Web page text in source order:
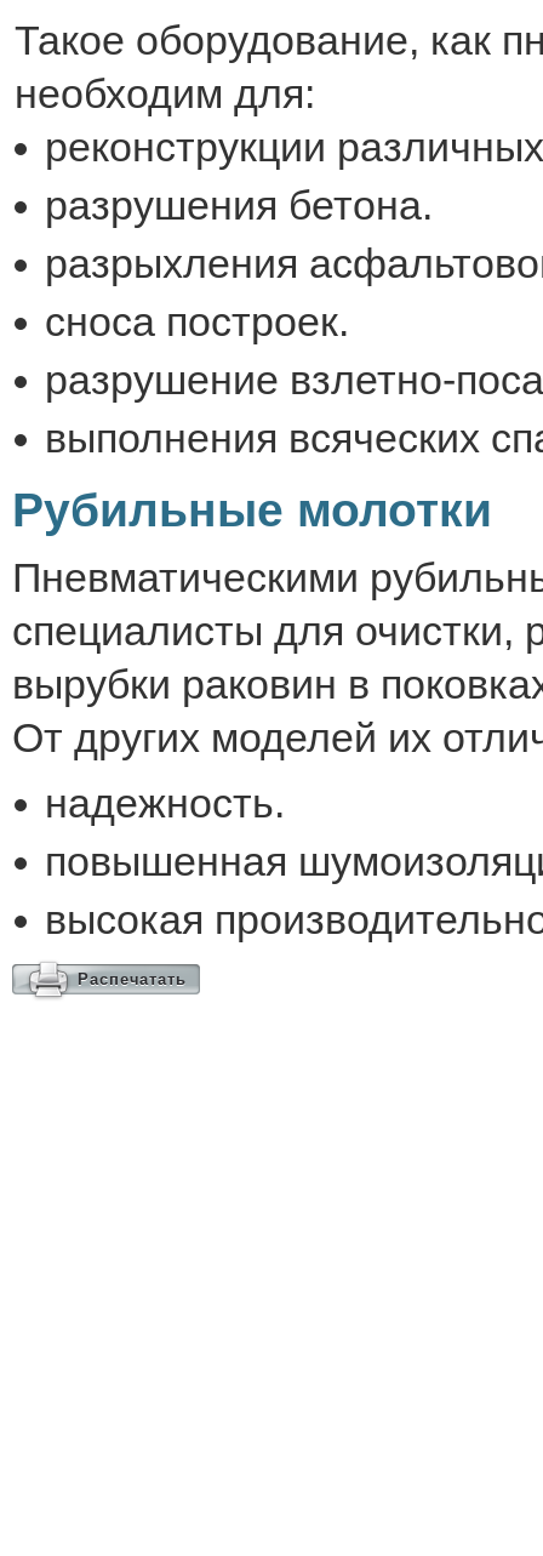
Такое оборудование, как
необходим для:
реконструкции
разрушения бетона.
разрыхления
сноса построек.
разрушение взлетно-
выполнения всяческих
Рубильные молотки
Пневматическими
специалисты для очистки,
вырубки раковин в
От других моделей их
надежность.
повышенная
высокая
Распечатать